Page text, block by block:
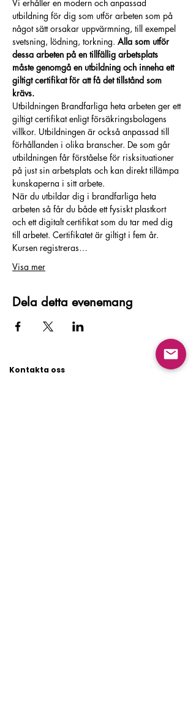
Vi erhåller en modern och anpassad
utbildning för dig som utför arbeten som på
något sätt orsakar uppvärmning, till exempel
svetsning, lödning, torkning. Alla som utför
dessa arbeten på en tillfällig arbetsplats
måste genomgå en utbildning och inneha ett
giltigt certifikat för att få det tillstånd som
krävs.
Utbildningen Brandfarliga heta arbeten ger ett
giltigt certifikat enligt försäkringsbolagens
villkor. Utbildningen är också anpassad till
förhållanden i olika branscher. De som går
utbildningen får förståelse för risksituationer
på just sin arbetsplats och kan direkt tillämpa
kunskaperna i sitt arbete.
När du utbildar dig i brandfarliga heta
arbeten så får du både ett fysiskt plastkort
och ett digitalt certifikat som du tar med dig
till arbetet. Certifikatet är giltigt i fem år.
Kursen registreras…
Visa mer
Dela detta evenemang
Kontakta oss